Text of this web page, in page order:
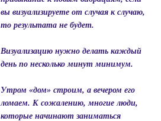
вы визуализируете от случая к случаю,
то результата не будет.
Визуализацию нужно делать каждый
день по несколько минут минимум.
Утром «дом» строим, а вечером его
ломаем. К сожалению, многие люди,
которые начинают заниматься